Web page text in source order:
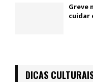
Greve
cuidar
DICAS